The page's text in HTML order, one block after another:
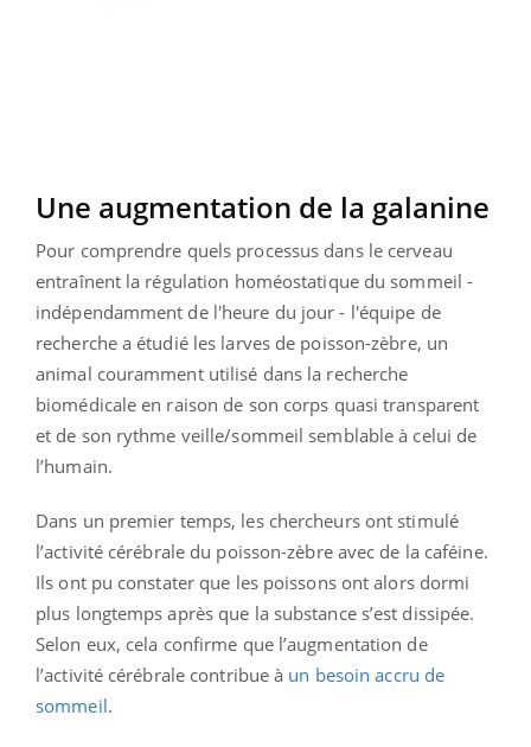
Une augmentation de la galanine
Pour comprendre quels processus dans le cerveau
entraînent la régulation homéostatique du sommeil -
indépendamment de l'heure du jour - l'équipe de
recherche a étudié les larves de poisson-zèbre, un
animal couramment utilisé dans la recherche
biomédicale en raison de son corps quasi transparent
et de son rythme veille/sommeil semblable à celui de
l’humain.
Dans un premier temps, les chercheurs ont stimulé
l’activité cérébrale du poisson-zèbre avec de la caféine.
Ils ont pu constater que les poissons ont alors dormi
plus longtemps après que la substance s’est dissipée.
Selon eux, cela confirme que l’augmentation de
l’activité cérébrale contribue à un besoin accru de
sommeil.